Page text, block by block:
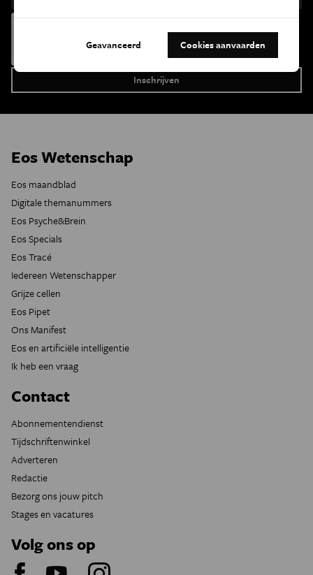
Eos Wetenschap
Eos maandblad
Digitale themanummers
Eos Psyche&Brein
Eos Specials
Eos Tracé
Iedereen Wetenschapper
Grijze cellen
Eos Pipet
Ons Manifest
Eos en artificiële intelligentie
Ik heb een vraag
Contact
Abonnementendienst
Tijdschriftenwinkel
Adverteren
Redactie
Bezorg ons jouw pitch
Stages en vacatures
Volg ons op
Geavanceerd Cookies aanvaarden